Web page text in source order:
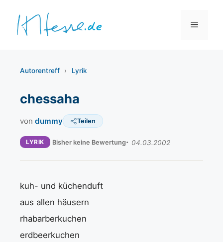
Inhalt
springen
Menü
Autorentreff › Lyrik
chessaha
von dummy Teilen
LYRIK Bisher keine Bewertung 04.03.2002
kuh- und küchenduft
aus allen häusern
rhabarberkuchen
erdbeerkuchen